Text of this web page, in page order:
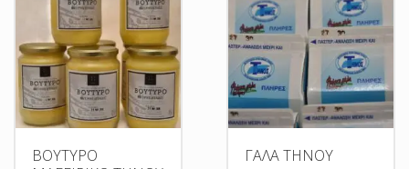
ΒΟΥΤΥΡΟ
ΓΑΛΑ ΤΗΝΟΥ